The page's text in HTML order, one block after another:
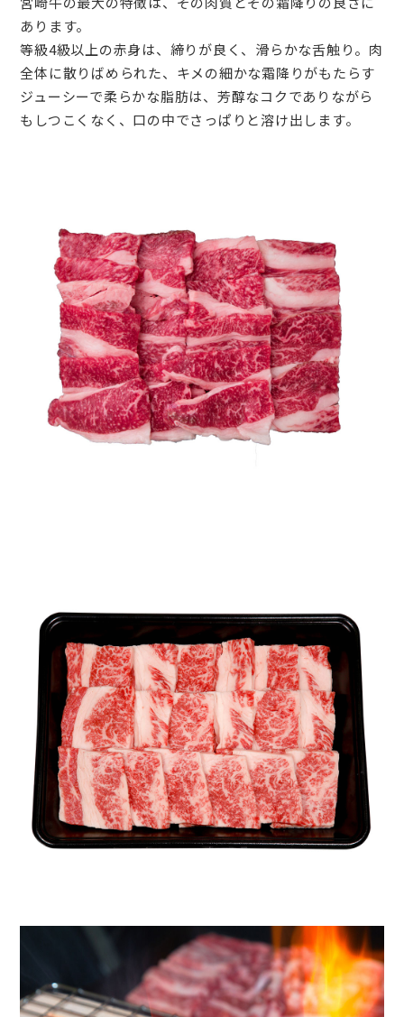
宮崎牛の最大の特徴は、その肉質とその霜降りの良さに
あります。
等級4級以上の赤身は、締りが良く、滑らかな舌触り。肉
全体に散りばめられた、キメの細かな霜降りがもたらす
ジューシーで柔らかな脂肪は、芳醇なコクでありながら
もしつこくなく、口の中でさっぱりと溶け出します。